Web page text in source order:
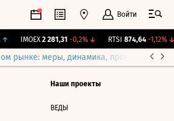
Войти
IMOEX 2 281,31 -0,2%↓ RTSI 874,64 -1,12%↓
рынке: меры, динамика, прогнозы
Наши проекты
ВЕДЫ